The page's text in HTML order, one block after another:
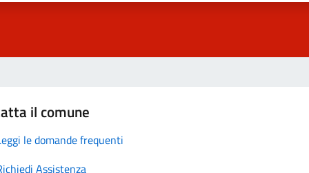
il comune
le domande frequenti
Assistenza